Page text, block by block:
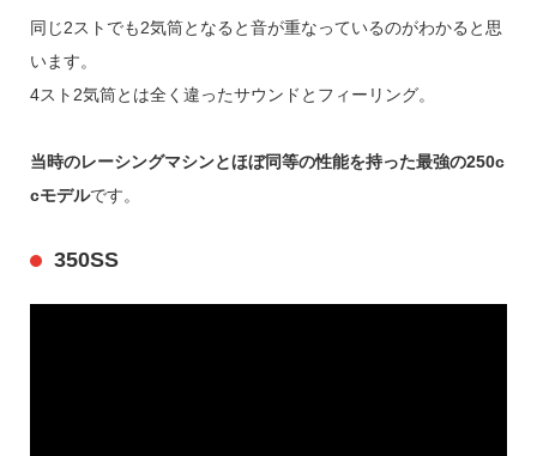
同じ2ストでも2気筒となると音が重なっているのがわかると思
います。
4スト2気筒とは全く違ったサウンドとフィーリング。
当時のレーシングマシンとほぼ同等の性能を持った最強の250c
cモデルです。
350SS